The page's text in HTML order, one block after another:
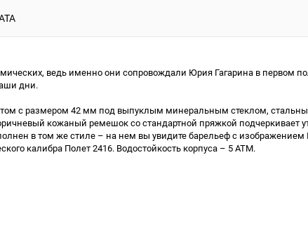
ведь именно они сопровождали Юрия Гагарина в первом
дни.
c размером 42 мм под выпуклым минеральным стеклом,
кожаный ремешок со стандартной пряжкой подчеркивает
в том же стиле – на нем вы увидите барельеф с
калибра Полет 2416. Водостойкость корпуса – 5 ATM.